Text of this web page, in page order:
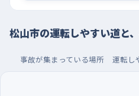
があり路面電車や人の動きが絡む
ている。下り坂は思ったより速度
ときに止まりきれない気持ちにな
レーキへ移し、坂の下り側では特に
松山市の運転しやすい道と
事故が集まっている場所 運転し